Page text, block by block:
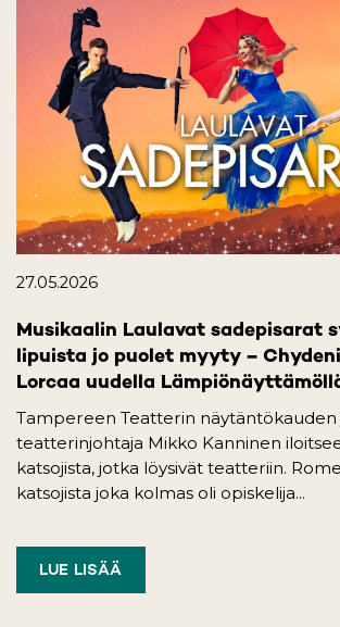
27.05.2026
Musikaalin Laulavat sadepisarat
lipuista jo puolet myyty –
Lorcaa uudella
Tampereen Teatterin näytäntökauden
teatterinjohtaja Mikko Kanninen
katsojista, jotka löysivät teatteriin.
katsojista joka kolmas oli opiskelija...
LUE LISÄÄ